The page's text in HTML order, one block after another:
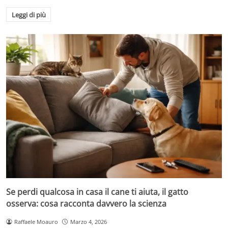
Leggi di più
Se perdi qualcosa in casa il cane ti aiuta, il gatto
osserva: cosa racconta davvero la scienza
Raffaele Moauro Marzo 4, 2026